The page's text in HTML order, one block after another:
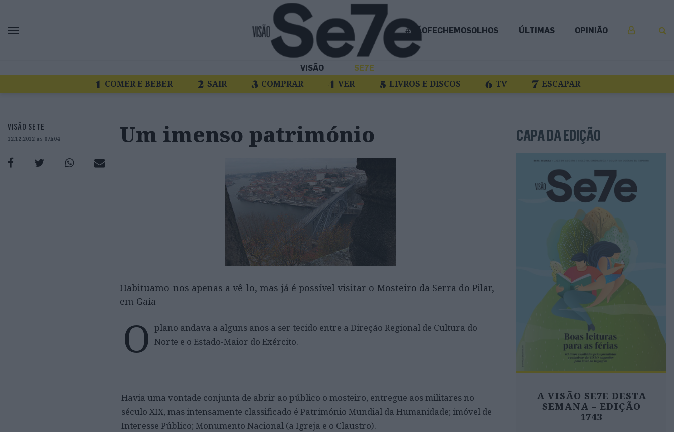
#NÃOFECHEMOSOLHOS ÚLTIMAS OPINIÃO
VISÃO SE7E
COMER E BEBER SAIR COMPRAR VER LIVROS E DISCOS TV ESCAPAR
VISÃO SETE
12.12.2012 às 07h04 Um imenso património
Habituamo-nos apenas a vê-lo, mas já é possível visitar o Mosteiro da Serra do Pilar,
em Gaia
O plano andava a alguns anos a ser tecido entre a Direção Regional de Cultura do
Norte e o Estado-Maior do Exército.
Havia uma vontade conjunta de abrir ao público o mosteiro, entregue aos militares no
século XIX, mas intensamente classificado é Património Mundial da Humanidade; imóvel de
Interesse Público; Monumento Nacional (a Igreja e o Claustro).
CAPA DA EDIÇÃO
A VISÃO SE7E DESTA
SEMANA – EDIÇÃO
1743